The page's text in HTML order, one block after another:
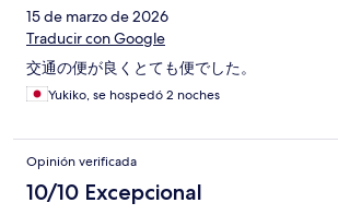
15 de marzo de 2026
Traducir con Google
交通の便が良くとても便でした。
Yukiko, se hospedó 2 noches
Opinión verificada
10/10 Excepcional